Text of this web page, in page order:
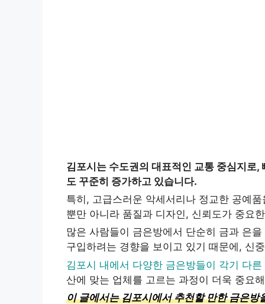
김포시는 수도권의 대표적인 교통 중심지로
도 꾸준히 증가하고 있습니다.
특히, 고급스러운 악세서리나 정교한 공예
뿐만 아니라 품질과 디자인, 신뢰도가 중요
많은 사람들이 금은방에서 단순히 금과 은
구입하려는 경향을 보이고 있기 때문에, 신
김포시 내에서 다양한 금은방들이 각기 다
산에 맞는 업체를 고르는 과정이 더욱 중요
이 글에서는 김포시에서 추천할 만한 금은